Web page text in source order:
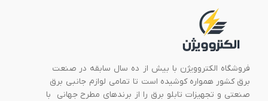
فروشگاه الکتروویژن با بیش از ده سال سابقه در صنعت
برق کشور همواره کوشیده است تا تمامی لوازم جانبی برق
صنعتی و تجهیزات تابلو برق را از برندهای مطرح جهانی با